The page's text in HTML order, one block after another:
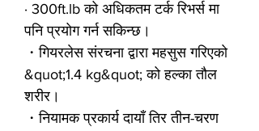
· 300ft.lb को अधिकतम टर्क रिभर्स मा
पनि प्रयोग गर्न सकिन्छ।
・गियरलेस संरचना द्वारा महसुस गरिएको
&quot;1.4 kg&quot; को हल्का तौल
शरीर।
・नियामक प्रकार्य दायाँ तिर तीन-चरण